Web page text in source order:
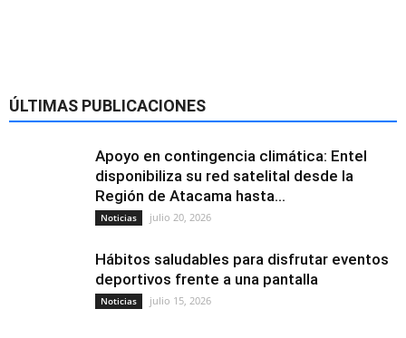
ÚLTIMAS PUBLICACIONES
Apoyo en contingencia climática: Entel
disponibiliza su red satelital desde la
Región de Atacama hasta...
Noticias julio 20, 2026
Hábitos saludables para disfrutar eventos
deportivos frente a una pantalla
Noticias julio 15, 2026